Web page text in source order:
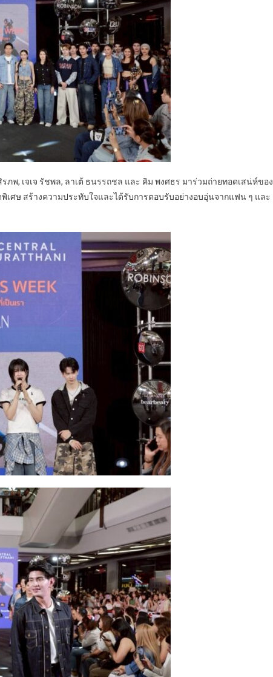
พ, เจเจ รัชพล, ลาเต้ ธนรรถชล และ คิม พงศธร มาร่วมถ่ายทอดเสน่ห์ของ
ษ สร้างความประทับใจและได้รับการตอบรับอย่างอบอุ่นจากแฟน ๆ และ